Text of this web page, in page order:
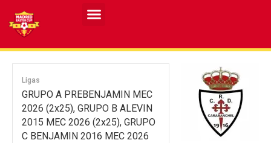
Ligas
GRUPO A PREBENJAMIN MEC
2026 (2x25), GRUPO B ALEVIN
2015 MEC 2026 (2x25), GRUPO
C BENJAMIN 2016 MEC 2026